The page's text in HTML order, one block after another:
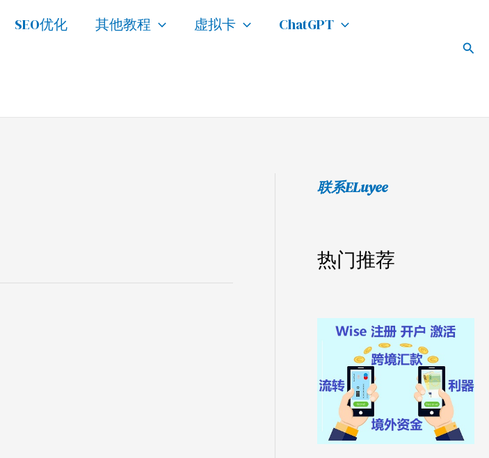
SEO优化 其他教程 虚拟卡 ChatGPT
搜
联系ELuyee
热门推荐